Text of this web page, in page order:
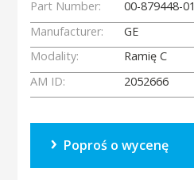
Part Number:
00-879448-01
Manufacturer:
GE
Modality:
Ramię C
AM ID:
2052666
Poproś o wycenę